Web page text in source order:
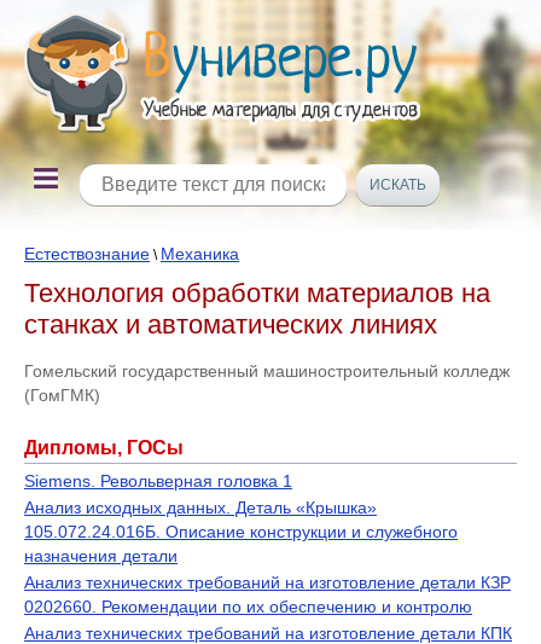
Естествознание \ Механика
Технология обработки материалов на
станках и автоматических линиях
Гомельский государственный машиностроительный колледж
(ГомГМК)
Дипломы, ГОСы
Siemens. Револьверная головка 1
Анализ исходных данных. Деталь «Крышка»
105.072.24.016Б. Описание конструкции и служебного
назначения детали
Анализ технических требований на изготовление детали КЗР
0202660. Рекомендации по их обеспечению и контролю
Анализ технических требований на изготовление детали КПК